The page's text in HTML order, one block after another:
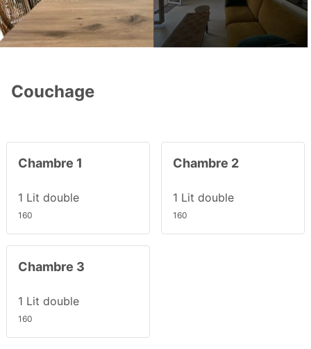
Couchage
Chambre 1
1 Lit double
160
Chambre 2
1 Lit double
160
Chambre 3
1 Lit double
160